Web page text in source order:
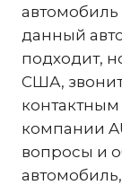
данный
подходит,
США,
компании
вопросы и